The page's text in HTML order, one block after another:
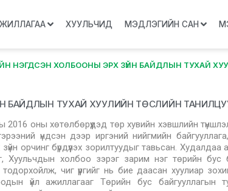
ХУУЛЬЧИД МЭДЛЭГИЙН САН
НЭГДСЭН ХОЛБООНЫ ЭРХ ЗҮЙН БАЙДЛЫН ТУХАЙ
БАЙДЛЫН ТУХАЙ ХУУЛИЙН ТӨСЛИЙН
оны хөтөлбөрүүдэд төр хувийн хэвшлийн
үндсэн дээр иргэний нийгмийн
орчинг бүрдүүлэх зорилтуудыг тавьсан. Худалдаа
Хуульчдын холбоо зэрэг зарим нэг төрийн бус
чиг үүргийг нь бие даасан хуулиар
үйл ажиллагааг Төрийн бус байгууллагын